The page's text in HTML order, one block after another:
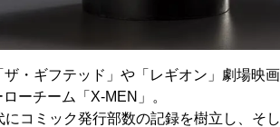
・ギフテッド」や「レギオン」劇場映
ーチーム「X-MEN」。
コミック発行部数の記録を樹立し、そ